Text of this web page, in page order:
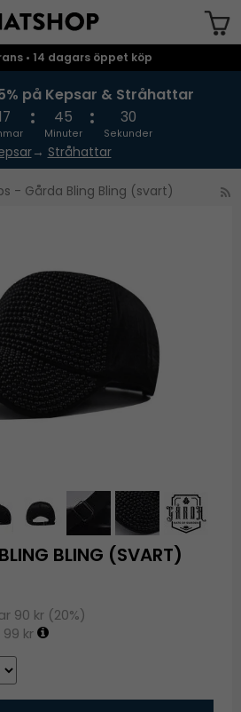
• 14 dagars öppet köp
på Kepsar & Stråhattar
45
Minuter
30
Sekunder
→ Stråhattar
- Gårda Bling Bling (svart)
BLING (SVART)
90 kr (20%)
99 kr